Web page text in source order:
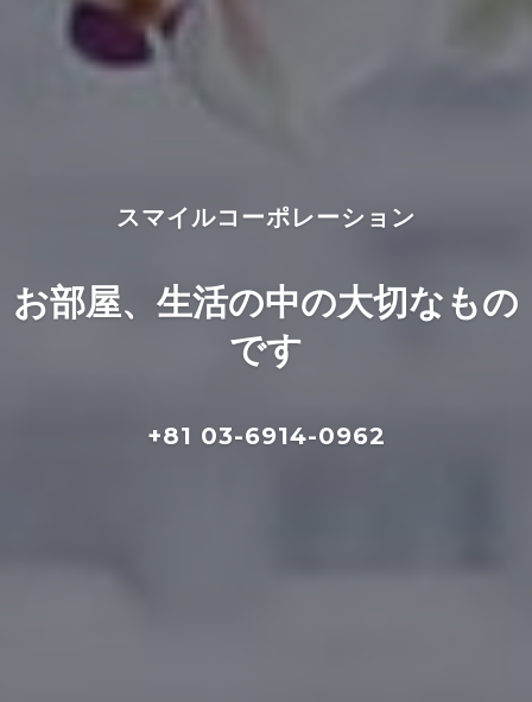
スマイルコーポレーション
お部屋、生活の中の大切なもの
です
+81 03-6914-0962